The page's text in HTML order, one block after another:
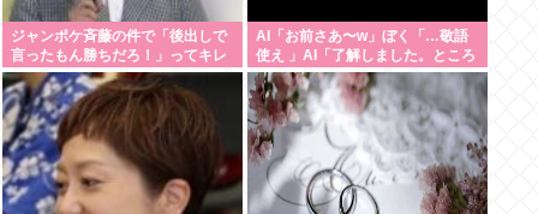
ジャンポケ斉藤の件で「後出しで
言ったもん勝ちだろ！」ってキレ
てる人いるけど、まず付き合って
ない人とそんな事しなきゃいいの
では？
AI「お前さあ〜w」ぼく「…敬語
使え 」AI「了解しました。ところ
でお前はどう思いますか？」 これ